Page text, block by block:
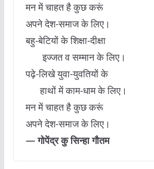
मन में चाहत है कुछ करूं
अपने देश-समाज के लिए।
बहु-बेटियों के शिक्षा-दीक्षा
इज्जत व सम्मान के लिए।
पढ़े-लिखे युवा-युवतियों के
हाथों में काम-धाम के लिए।
मन में चाहत है कुछ करूं
अपने देश-समाज के लिए।
— गोपेंद्र कु सिन्हा गौतम